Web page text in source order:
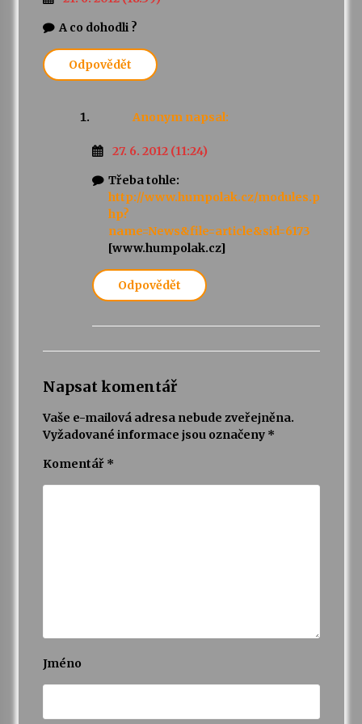
Želiv
3. 7. 2026
Petr Adamec – Malovaný svět
A co dohodli ?
Odpovědět
Anonym napsal:
27. 6. 2012 (11:24)
Třeba tohle:
http://www.humpolak.cz/modules.p
hp?
name=News&file=article&sid=6173
[www.humpolak.cz]
Odpovědět
Napsat komentář
Vaše e-mailová adresa nebude zveřejněna.
Vyžadované informace jsou označeny *
Komentář *
Jméno